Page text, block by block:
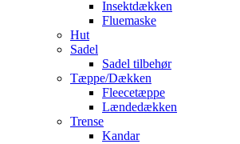
Insektdækken
Fluemaske
Hut
Sadel
Sadel tilbehør
Tæppe/Dækken
Fleecetæppe
Lændedækken
Trense
Kandar